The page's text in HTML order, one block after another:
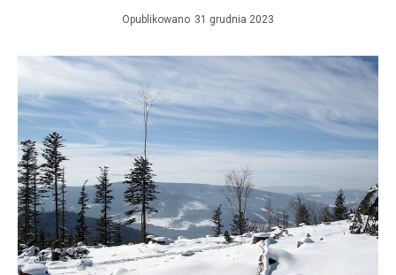
Opublikowano 31 grudnia 2023